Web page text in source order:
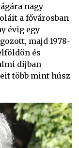
nagy
a fővárosban
évig egy
majd 1978-
és
díjban
több mint húsz